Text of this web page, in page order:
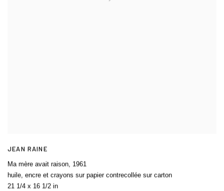
JEAN RAINE
Ma mère avait raison, 1961
huile, encre et crayons sur papier contrecollée sur carton
21 1/4 x 16 1/2 in